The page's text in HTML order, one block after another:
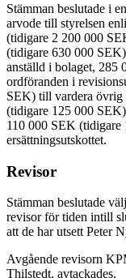
Stämman beslutade i
arvode till styrelsen
(tidigare 2 200 000
(tidigare 630 000
anställd i bolaget, 285
ordföranden i
SEK) till vardera övrig
(tidigare 125 000
110 000 SEK
ersättningsutskottet.
Revisor
Stämman beslutade
revisor för tiden intill
att de har utsett Peter
Avgående revisorn
Thilstedt, avtackades.